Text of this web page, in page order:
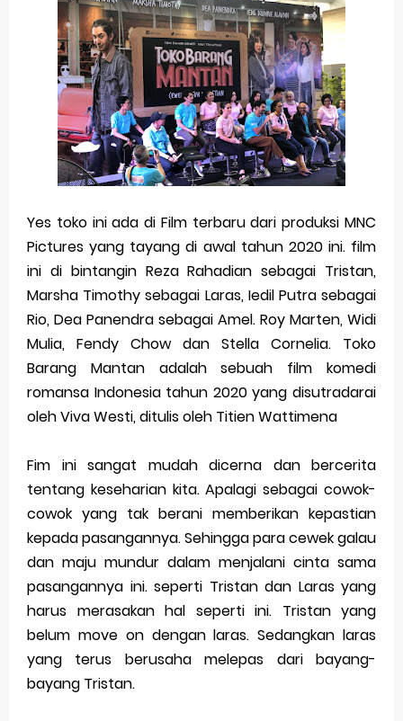
Yes toko ini ada di Film terbaru dari produksi MNC
Pictures yang tayang di awal tahun 2020 ini. film
ini di bintangin Reza Rahadian sebagai Tristan,
Marsha Timothy sebagai Laras, Iedil Putra sebagai
Rio, Dea Panendra sebagai Amel. Roy Marten, Widi
Mulia, Fendy Chow dan Stella Cornelia. Toko
Barang Mantan adalah sebuah film komedi
romansa Indonesia tahun 2020 yang disutradarai
oleh Viva Westi, ditulis oleh Titien Wattimena
Fim ini sangat mudah dicerna dan bercerita
tentang keseharian kita. Apalagi sebagai cowok-
cowok yang tak berani memberikan kepastian
kepada pasangannya. Sehingga para cewek galau
dan maju mundur dalam menjalani cinta sama
pasangannya ini. seperti Tristan dan Laras yang
harus merasakan hal seperti ini. Tristan yang
belum move on dengan laras. Sedangkan laras
yang terus berusaha melepas dari bayang-
bayang Tristan.